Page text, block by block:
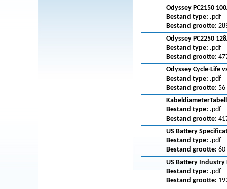
Odyssey PC2150
Bestand type: .pdf
Bestand grootte:
Odyssey PC2250
Bestand type: .pdf
Bestand grootte:
Odyssey Cycle-Life
Bestand type: .pdf
Bestand grootte: 56
Bestand type: .pdf
Bestand grootte:
US Battery
Bestand type: .pdf
Bestand grootte: 60
US Battery Industry
Bestand type: .pdf
Bestand grootte: